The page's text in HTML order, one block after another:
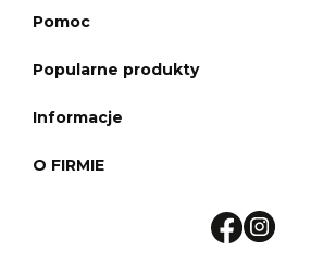
Pomoc
Popularne produkty
Informacje
O FIRMIE